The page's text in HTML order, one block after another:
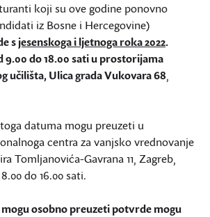
koji su ove godine ponovno
iz Bosne i Hercegovine)
sjesenskoga i ljetnoga roka 2022.
9.00 do 18.00 sati u prostorijama
učilišta, Ulica grada Vukovara 68,
datuma mogu preuzeti u
centra za vanjsko vrednovanje
Tomljanovića-Gavrana 11, Zagreb,
do 16.00 sati.
osobno preuzeti potvrde mogu